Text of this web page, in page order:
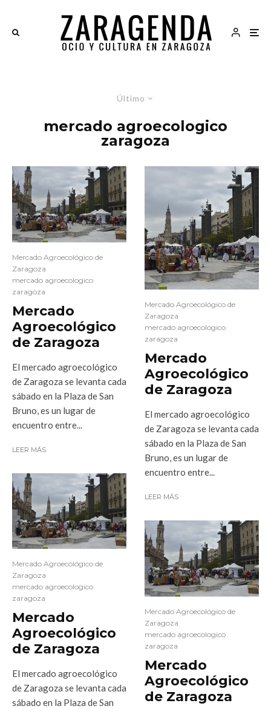
Último
mercado agroecologico
zaragoza
Mercado Agroecológico de
Zaragoza
mercado agroecologico
zaragoza
Mercado
Agroecológico
de Zaragoza
El mercado agroecológico
de Zaragoza se levanta cada
sábado en la Plaza de San
Bruno, es un lugar de
encuentro entre...
LEER MÁS
Mercado Agroecológico de
Zaragoza
mercado agroecologico
zaragoza
Mercado
Agroecológico
de Zaragoza
El mercado agroecológico
de Zaragoza se levanta cada
sábado en la Plaza de San
Mercado Agroecológico de
Zaragoza
mercado agroecologico
zaragoza
Mercado
Agroecológico
de Zaragoza
El mercado agroecológico
de Zaragoza se levanta cada
sábado en la Plaza de San
Bruno, es un lugar de
encuentro entre...
LEER MÁS
Mercado Agroecológico de
Zaragoza
mercado agroecologico
zaragoza
Mercado
Agroecológico
de Zaragoza